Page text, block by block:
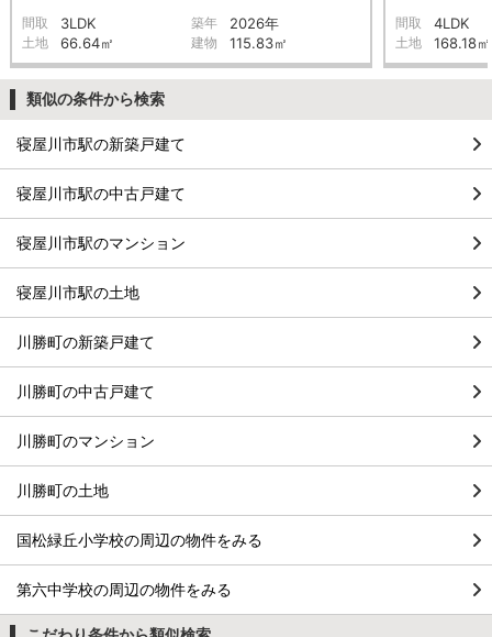
間取 3LDK 築年 2026年
土地 66.64㎡ 建物 115.83㎡
間取 4LDK
土地 168.18㎡
類似の条件から検索
寝屋川市駅の新築戸建て
寝屋川市駅の中古戸建て
寝屋川市駅のマンション
寝屋川市駅の土地
川勝町の新築戸建て
川勝町の中古戸建て
川勝町のマンション
川勝町の土地
国松緑丘小学校の周辺の物件をみる
第六中学校の周辺の物件をみる